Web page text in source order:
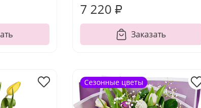
7 220 ₽
Заказать
Сезонные цветы